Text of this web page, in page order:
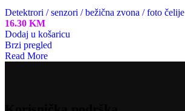
Detektrori / senzori / bežična zvona / foto čelije
16.30 KM
Dodaj u košaricu
Brzi pregled
Read More